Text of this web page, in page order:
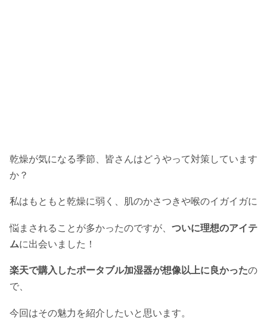
乾燥が気になる季節、皆さんはどうやって対策しています
か？
私はもともと乾燥に弱く、肌のかさつきや喉のイガイガに
悩まされることが多かったのですが、 ついに理想のアイテ
ムに出会いました！
楽天で購入したポータブル加湿器が想像以上に良かったの
で、
今回はその魅力を紹介したいと思います。